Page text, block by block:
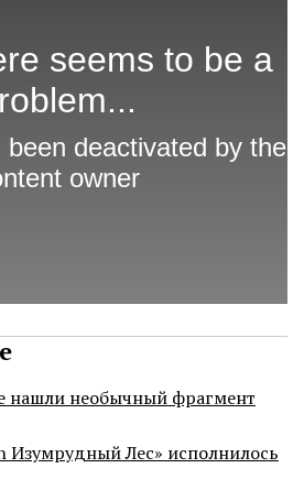
нашли необычный фрагмент
Изумрудный Лес» исполнилось